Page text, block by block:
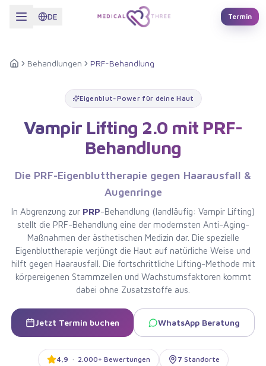
DE Termin
Startseite
Behandlungen PRF-Behandlung
Eigenblut-Power für deine Haut
Vampir Lifting 2.0 mit PRF-
Behandlung
Die PRF-Eigenbluttherapie gegen Haarausfall &
Augenringe
In Abgrenzung zur PRP-Behandlung (landläufig: Vampir Lifting)
stellt die PRF-Behandlung eine der modernsten Anti-Aging-
Maßnahmen der ästhetischen Medizin dar. Die spezielle
Eigenbluttherapie verjüngt die Haut auf natürliche Weise und
hilft gegen Haarausfall. Die fortschrittliche Lifting-Methode mit
körpereigenen Stammzellen und Wachstumsfaktoren kommt
dabei ohne Zusatzstoffe aus.
Jetzt Termin buchen WhatsApp Beratung
4,9 · 2.000+ Bewertungen 7 Standorte